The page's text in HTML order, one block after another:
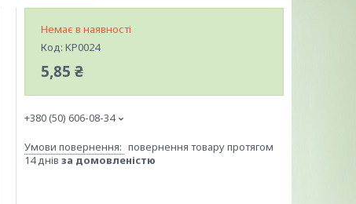
Немає в наявності
Код: KP0024
5,85 ₴
+380 (50) 606-08-34
повернення товару протягом
14 днів за домовленістю